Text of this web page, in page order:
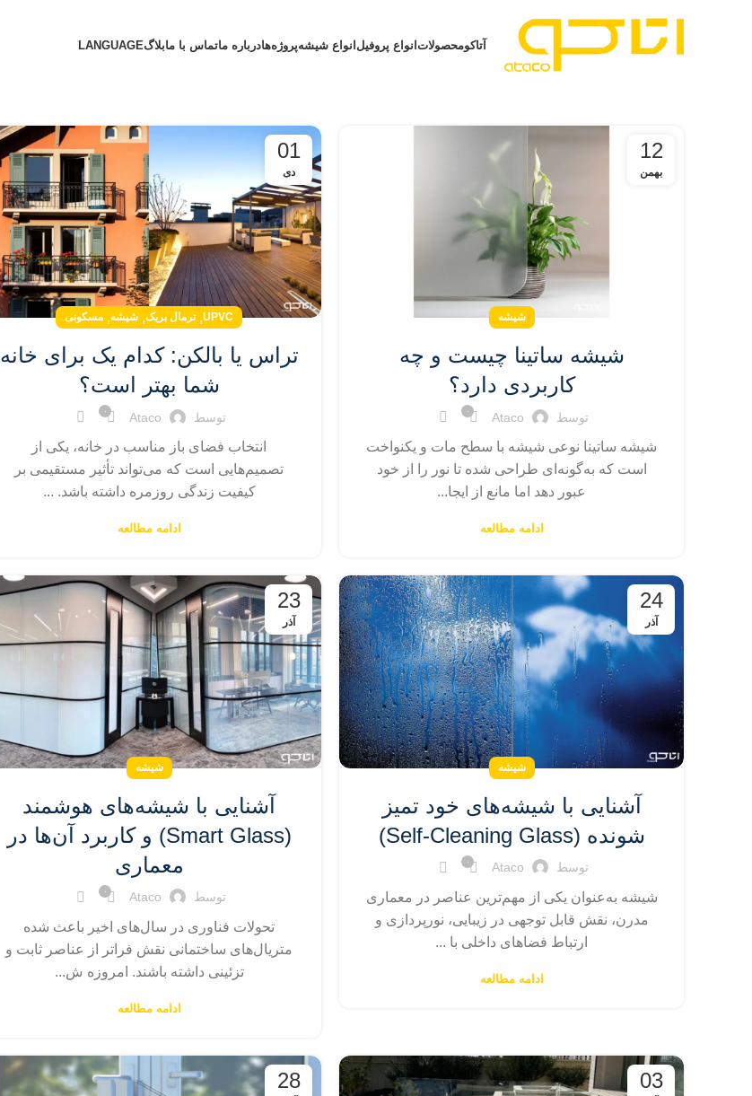
آتاکومحصولاتانواع پروفیلانواع شیشهپروژه‌هادرباره ماتماس با مابلاگLANGUAGE
12
بهمن
شیشه
شیشه ساتینا چیست و چه
کاربردی دارد؟
توسط Ataco ۰
شیشه ساتینا نوعی شیشه با سطح مات و یکنواخت
است که به‌گونه‌ای طراحی شده تا نور را از خود
عبور دهد اما مانع از ایجا...
ادامه مطالعه
01
دی
UPVC
,ترمال بریک, شیشه, مسکونی
تراس یا بالکن: کدام یک برای خانه
شما بهتر است؟
توسط Ataco ۰
انتخاب فضای باز مناسب در خانه، یکی از
تصمیم‌هایی است که می‌تواند تأثیر مستقیمی بر
کیفیت زندگی روزمره داشته باشد. ...
ادامه مطالعه
24
آذر
شیشه
آشنایی با شیشه‌های خود تمیز
شونده (Self-Cleaning Glass)
توسط Ataco ۰
شیشه به‌عنوان یکی از مهم‌ترین عناصر در معماری
مدرن، نقش قابل توجهی در زیبایی، نورپردازی و
ارتباط فضاهای داخلی با ...
ادامه مطالعه
23
آذر
شیشه
آشنایی با شیشه‌های هوشمند
(Smart Glass) و کاربرد آن‌ها در
معماری
توسط Ataco ۰
تحولات فناوری در سال‌های اخیر باعث شده
متریال‌های ساختمانی نقش فراتر از عناصر ثابت و
تزئینی داشته باشند. امروزه ش...
ادامه مطالعه
03
28